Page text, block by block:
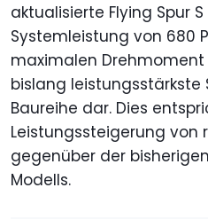
aktualisierte Flying Spur
Systemleistung von 680
maximalen
bislang leistungsstärkste
Baureihe dar. Dies
Leistungssteigerung von
gegenüber der
Modells.